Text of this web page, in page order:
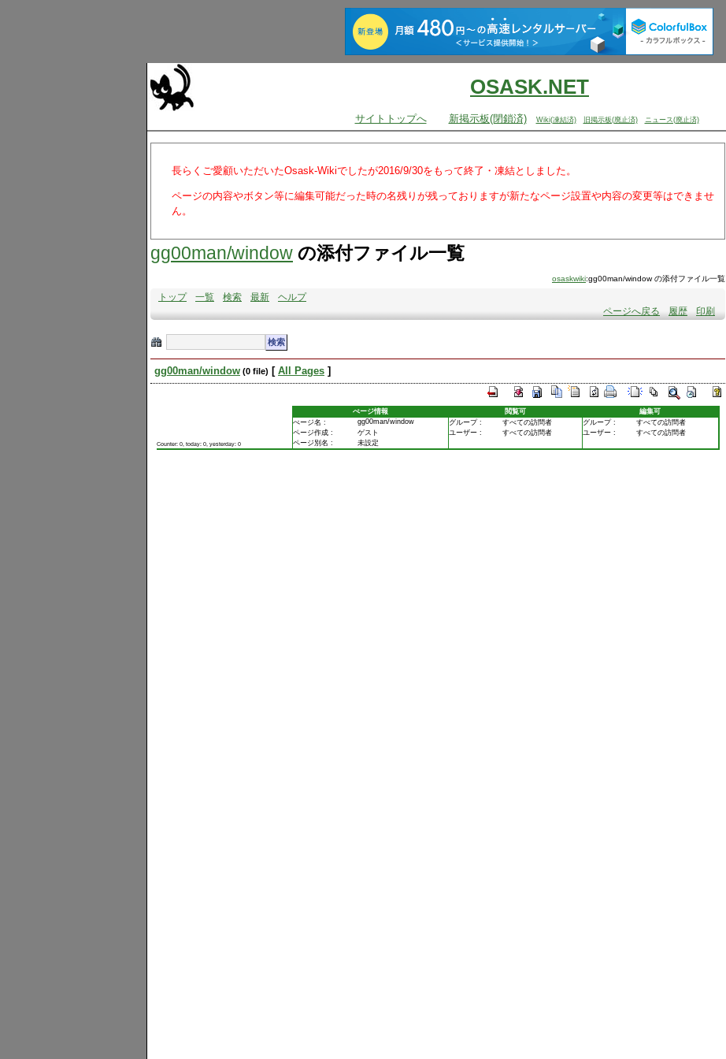
OSASK.NET
サイトトップへ 新掲示板(閉鎖済) Wiki(凍結済) 旧掲示板(廃止済) ニュース(廃止済)
長らくご愛顧いただいたOsask-Wikiでしたが2016/9/30をもって終了・凍結としました。
ページの内容やボタン等に編集可能だった時の名残りが残っておりますが新たなページ設置や内容の変更等はできませ
ん。
gg00man​/window の添付ファイル一覧
osaskwiki:gg00man/window の添付ファイル一覧
トップ 一覧 検索 最新
ヘルプ
ページへ戻る
履歴 印刷
gg00man​/window (0 file) [ All Pages ]
Counter: 0, today: 0, yesterday: 0
ぺージ情報 閲覧可
編集可
ぺージ名 :
gg00man/window グループ : すべての訪問者 グループ :
すべての訪問者
ページ作成 :
ゲスト ユーザー : すべての訪問者 ユーザー :
すべての訪問者
ページ別名 :
未設定